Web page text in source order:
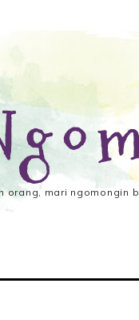
orang, mari ngomongin